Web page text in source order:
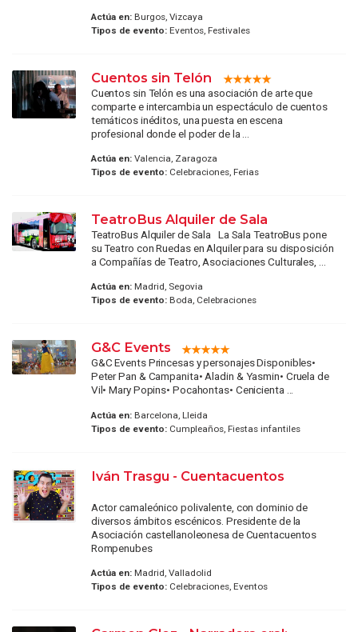
Actúa en:Burgos, Vizcaya
Tipos de evento:Eventos, Festivales
Cuentos sin Telón
Cuentos sin Telón es una asociación de arte que
comparte e intercambia un espectáculo de cuentos
temáticos inéditos, una puesta en escena
profesional donde el poder de la ...
Actúa en:Valencia, Zaragoza
Tipos de evento:Celebraciones, Ferias
TeatroBus Alquiler de Sala
TeatroBus Alquiler de Sala La Sala TeatroBus pone
su Teatro con Ruedas en Alquiler para su disposición
a Compañías de Teatro, Asociaciones Culturales, ...
Actúa en:Madrid, Segovia
Tipos de evento:Boda, Celebraciones
G&C Events
G&C Events Princesas y personajes Disponibles•
Peter Pan & Campanita• Aladin & Yasmin• Cruela de
Vil• Mary Popins• Pocahontas• Cenicienta ...
Actúa en:Barcelona, Lleida
Tipos de evento:Cumpleaños, Fiestas infantiles
Iván Trasgu - Cuentacuentos
Actor camaleónico polivalente, con dominio de
diversos ámbitos escénicos. Presidente de la
Asociación castellanoleonesa de Cuentacuentos
Rompenubes
Actúa en:Madrid, Valladolid
Tipos de evento:Celebraciones, Eventos